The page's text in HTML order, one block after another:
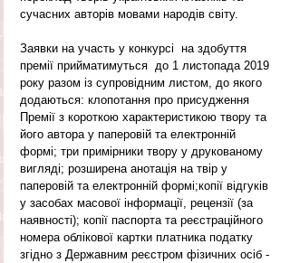
сучасних авторів мовами народів світу.
Заявки на участь у конкурсі  на здобуття
премії прийматимуться  до 1 листопада 2019
року разом із супровідним листом, до якого
додаються: клопотання про присудження
Премії з короткою характеристикою твору та
його автора у паперовій та електронній
формі; три примірники твору у друкованому
вигляді; розширена анотація на твір у
паперовій та електронній формі;копії відгуків
у засобах масової інформації, рецензії (за
наявності); копії паспорта та реєстраційного
номера облікової картки платника податку
згідно з Державним реєстром фізичних осіб -